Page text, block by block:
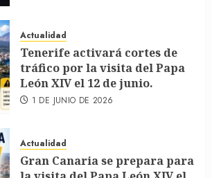
Actualidad
Tenerife activará cortes de
tráfico por la visita del Papa
León XIV el 12 de junio.
1 DE JUNIO DE 2026
Actualidad
Gran Canaria se prepara para